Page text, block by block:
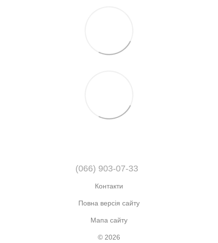
(066) 903-07-33
Контакти
Повна версія сайту
Мапа сайту
© 2026